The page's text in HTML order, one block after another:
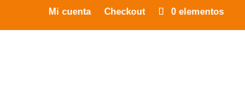
Mi cuenta Checkout 0 elementos